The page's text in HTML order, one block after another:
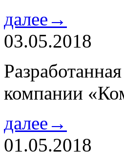
далее→
03.05.2018
компании
далее→
01.05.2018